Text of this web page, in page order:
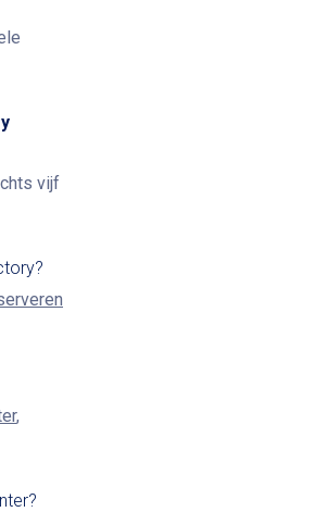
vijf
,